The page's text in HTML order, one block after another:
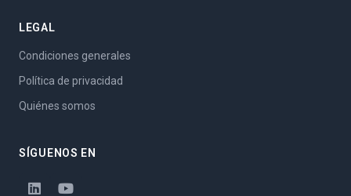
LEGAL
Condiciones generales
Política de privacidad
Quiénes somos
SÍGUENOS EN